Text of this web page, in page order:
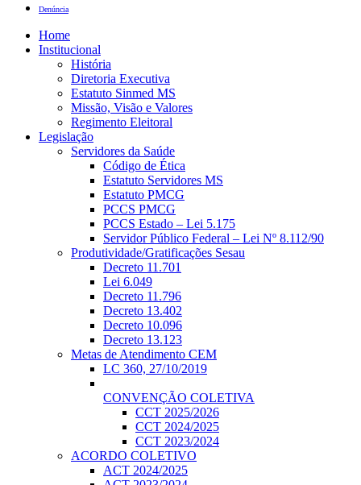
Denúncia
Home
Institucional
História
Diretoria Executiva
Estatuto Sinmed MS
Missão, Visão e Valores
Regimento Eleitoral
Legislação
Servidores da Saúde
Código de Ética
Estatuto Servidores MS
Estatuto PMCG
PCCS PMCG
PCCS Estado – Lei 5.175
Servidor Público Federal – Lei Nº 8.112/90
Produtividade/Gratificações Sesau
Decreto 11.701
Lei 6.049
Decreto 11.796
Decreto 13.402
Decreto 10.096
Decreto 13.123
Metas de Atendimento CEM
LC 360, 27/10/2019
CONVENÇÃO COLETIVA
CCT 2025/2026
CCT 2024/2025
CCT 2023/2024
ACORDO COLETIVO
ACT 2024/2025